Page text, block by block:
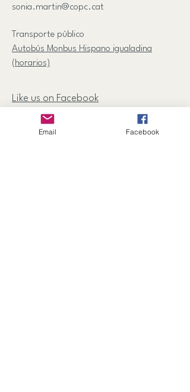
sonia.martin@copc.cat
Transporte público
Autobús Monbus Hispano igualadina
(horarios)
Like us on Facebook
Follow us on Instagram
Email Facebook